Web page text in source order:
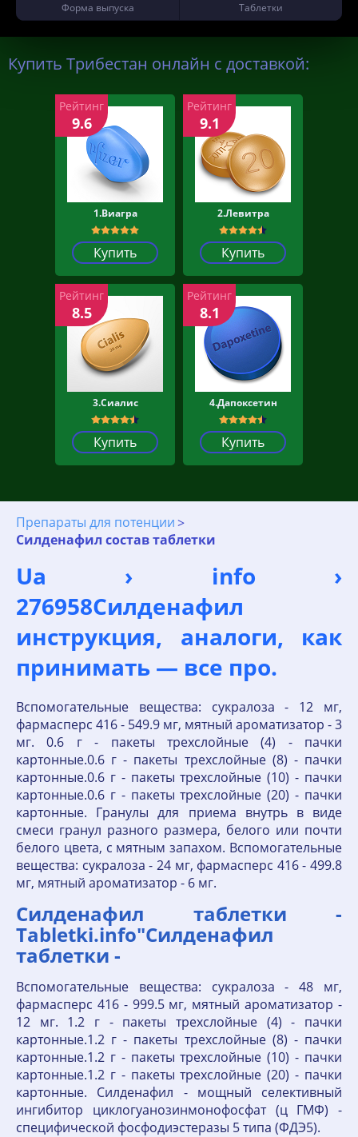
Форма выпуска
Таблетки
Купить Трибестан онлайн с доставкой:
1.Виагра
Купить
Рейтинг
9.6
2.Левитра
Купить
Рейтинг
9.1
3.Сиалис
Купить
Рейтинг
8.5
4.Дапоксетин
Купить
Рейтинг
8.1
Препараты для потенции
Силденафил состав таблетки
Ua › info ›
276958Силденафил
инструкция, аналоги, как
принимать — все про.
Вспомогательные вещества: сукралоза - 12 мг,
фармасперс 416 - 549.9 мг, мятный ароматизатор - 3
мг. 0.6 г - пакеты трехслойные (4) - пачки
картонные.0.6 г - пакеты трехслойные (8) - пачки
картонные.0.6 г - пакеты трехслойные (10) - пачки
картонные.0.6 г - пакеты трехслойные (20) - пачки
картонные. Гранулы для приема внутрь в виде
смеси гранул разного размера, белого или почти
белого цвета, с мятным запахом. Вспомогательные
вещества: сукралоза - 24 мг, фармасперс 416 - 499.8
мг, мятный ароматизатор - 6 мг.
Силденафил таблетки -
Tabletki.info"Силденафил
таблетки -
Вспомогательные вещества: сукралоза - 48 мг,
фармасперс 416 - 999.5 мг, мятный ароматизатор -
12 мг. 1.2 г - пакеты трехслойные (4) - пачки
картонные.1.2 г - пакеты трехслойные (8) - пачки
картонные.1.2 г - пакеты трехслойные (10) - пачки
картонные.1.2 г - пакеты трехслойные (20) - пачки
картонные. Силденафил - мощный селективный
ингибитор циклогуанозинмонофосфат (ц ГМФ) -
специфической фосфодиэстеразы 5 типа (ФДЭ5).